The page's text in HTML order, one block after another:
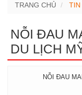
TRANG CHỦ
NỖI ĐAU
DU LỊCH
NỖI ĐAU